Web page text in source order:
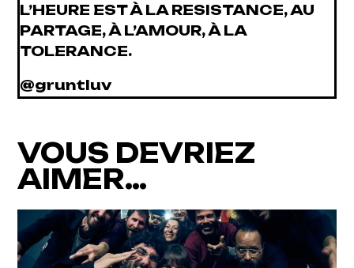
L’HEURE EST À LA RESISTANCE, AU
PARTAGE, À L’AMOUR, À LA
TOLERANCE.
@gruntluv
VOUS DEVRIEZ
AIMER…